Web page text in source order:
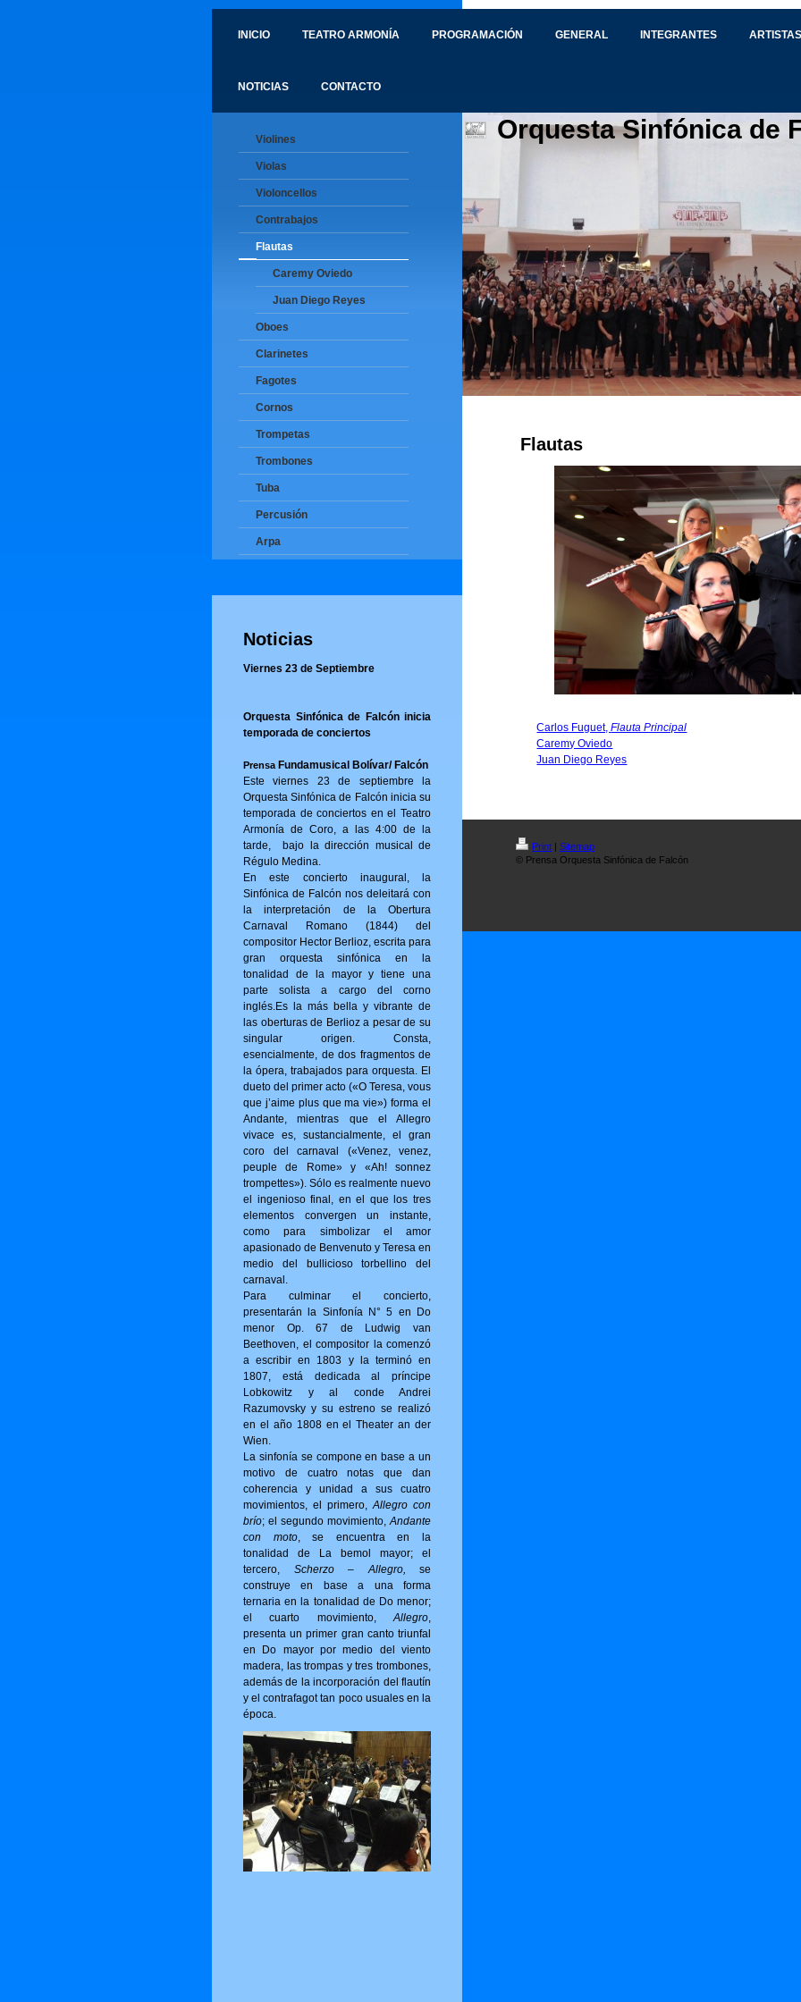
INICIO TEATRO ARMONÍA PROGRAMACIÓN GENERAL INTEGRANTES
NOTICIAS CONTACTO
Violines
Violas
Violoncellos
Contrabajos
Flautas
Caremy Oviedo
Juan Diego Reyes
Oboes
Clarinetes
Fagotes
Cornos
Trompetas
Trombones
Tuba
Percusión
Arpa
Noticias
Viernes 23 de Septiembre
Orquesta Sinfónica de Falcón inicia
temporada de conciertos
PrensaFundamusical Bolívar/ Falcón
Este viernes 23 de septiembre la
Orquesta Sinfónica de Falcón inicia su
temporada de conciertos en el Teatro
Armonía de Coro, a las 4:00 de la
tarde, bajo la dirección musical de
Régulo Medina.
En este concierto inaugural, la
Sinfónica de Falcón nos deleitará con
la interpretación de la Obertura
Carnaval Romano (1844) del
compositor Hector Berlioz, escrita para
gran orquesta sinfónica en la
tonalidad de la mayor y tiene una
parte solista a cargo del corno
inglés.Es la más bella y vibrante de
las oberturas de Berlioz a pesar de su
singular origen. Consta,
esencialmente, de dos fragmentos de
la ópera, trabajados para orquesta. El
dueto del primer acto («O Tere­sa, vous
que j’aime plus que ma vie») for­ma el
Andante, mientras que el Allegro
vivace es, sustancialmente, el gran
coro del carnaval («Venez, venez,
peuple de Rome» y «Ah! sonnez
trompettes»). Sólo es realmente nuevo
el ingenioso final, en el que los tres
elementos convergen un instante,
como para simbolizar el amor
apasionado de Benvenuto y Teresa en
medio del bullicioso torbellino del
carnaval.
Para culminar el concierto,
presentarán la Sinfonía N° 5 en Do
menor Op. 67 de Ludwig van
Beethoven, el compositor la comenzó
a escribir en 1803 y la terminó en
1807, está dedicada al príncipe
Lobkowitz y al conde Andrei
Razumovsky y su estreno se realizó
en el año 1808 en el Theater an der
Wien.
La sinfonía se compone en base a un
motivo de cuatro notas que dan
coherencia y unidad a sus cuatro
movimientos, el primero,Allegro con
brío; el segundo movimiento,Andante
con moto, se encuentra en la
tonalidad de La bemol mayor; el
tercero, Scherzo – Allegro, se
construye en base a una forma
ternaria en la tonalidad de Do menor;
el cuarto movimiento,Allegro,
presenta un primer gran canto triunfal
en Do mayor por medio del viento
madera, las trompas y tres trombones,
además de la incorporación del flautín
y el contrafagot tan poco usuales en la
época.
Orquesta Sinfónica de
Flautas
Carlos Fuguet,Flauta Principal
Caremy Oviedo
Juan Diego Reyes
Print | Sitemap
© Prensa Orquesta Sinfónica de Falcón